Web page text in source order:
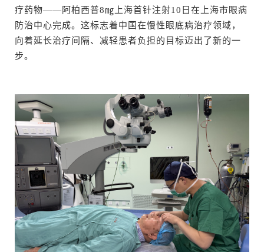
疗药物——阿柏西普8㎎上海首针注射10日在上海市眼病
防治中心完成。这标志着中国在慢性眼底病治疗领域，
向着延长治疗间隔、减轻患者负担的目标迈出了新的一
步。